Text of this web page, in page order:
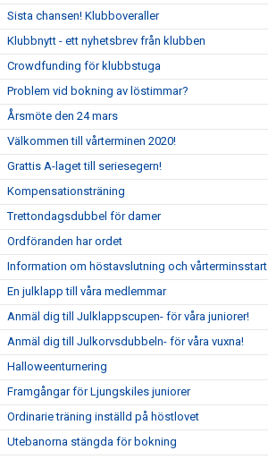
Sista chansen! Klubboveraller
Klubbnytt - ett nyhetsbrev från klubben
Crowdfunding för klubbstuga
Problem vid bokning av löstimmar?
Årsmöte den 24 mars
Välkommen till vårterminen 2020!
Grattis A-laget till seriesegern!
Kompensationsträning
Trettondagsdubbel för damer
Ordföranden har ordet
Information om höstavslutning och vårterminsstart
En julklapp till våra medlemmar
Anmäl dig till Julklappscupen- för våra juniorer!
Anmäl dig till Julkorvsdubbeln- för våra vuxna!
Halloweenturnering
Framgångar för Ljungskiles juniorer
Ordinarie träning inställd på höstlovet
Utebanorna stängda för bokning